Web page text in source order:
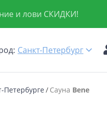
и лови СКИДКИ!
Санкт-Петербург
Петербурге Сауна Bene